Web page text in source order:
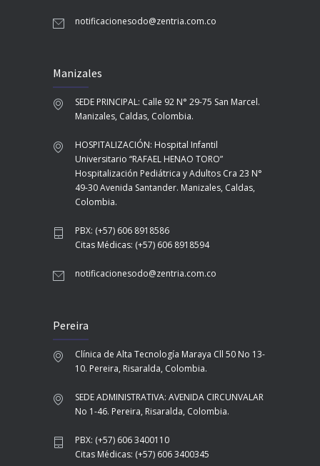
notificacionesodo@zentria.com.co
Manizales
SEDE PRINCIPAL: Calle 92 N° 29-75 San Marcel.
Manizales, Caldas, Colombia.
HOSPITALIZACIÓN: Hospital Infantil
Universitario “RAFAEL HENAO TORO”
Hospitalización Pediátrica y Adultos Cra 23 N°
49-30 Avenida Santander. Manizales, Caldas,
Colombia.
PBX: (+57) 606 8918586
Citas Médicas: (+57) 606 8918594
notificacionesodo@zentria.com.co
Pereira
Clínica de Alta Tecnología Maraya Cll 50 No 13-
10. Pereira, Risaralda, Colombia.
SEDE ADMINISTRATIVA: AVENIDA CIRCUNVALAR
No 1-46. Pereira, Risaralda, Colombia.
PBX: (+57) 606 3400110
Citas Médicas: (+57) 606 3400345